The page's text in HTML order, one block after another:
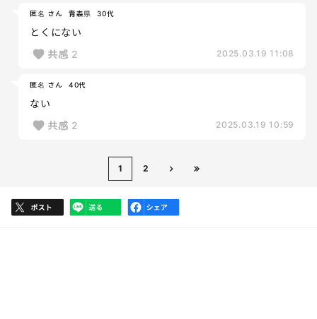
匿名 さん 青森県 30代
とくにない
共感 2 2025.03.19 11:08
匿名 さん 40代
ない
共感 2 2025.03.19 10:59
1 2